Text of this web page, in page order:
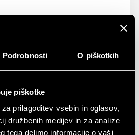
Podrobnosti O piškotkih
piškotke
prilagoditev vsebin in oglasov,
družbenih medijev in za analize
tega delimo informacije o vaši